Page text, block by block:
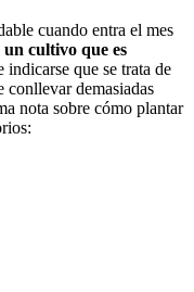
cuando entra el mes
un cultivo que es
indicarse que se trata de
conllevar demasiadas
nota sobre cómo plantar